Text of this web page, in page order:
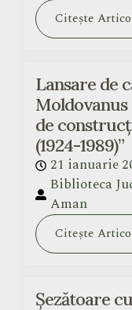
Citește
Lansare de
de
(1924-1989)”
21 ianuarie
Biblioteca
Aman
Citește
Șezătoare